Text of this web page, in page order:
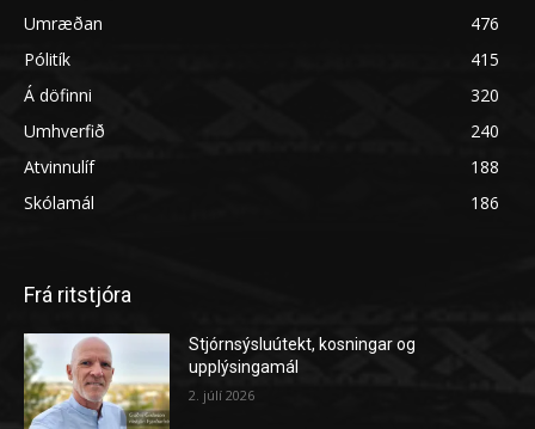
Umræðan
476
Pólitík
415
Á döfinni
320
Umhverfið
240
Atvinnulíf
188
Skólamál
186
Frá ritstjóra
Stjórnsýsluútekt, kosningar og
upplýsingamál
2. júlí 2026